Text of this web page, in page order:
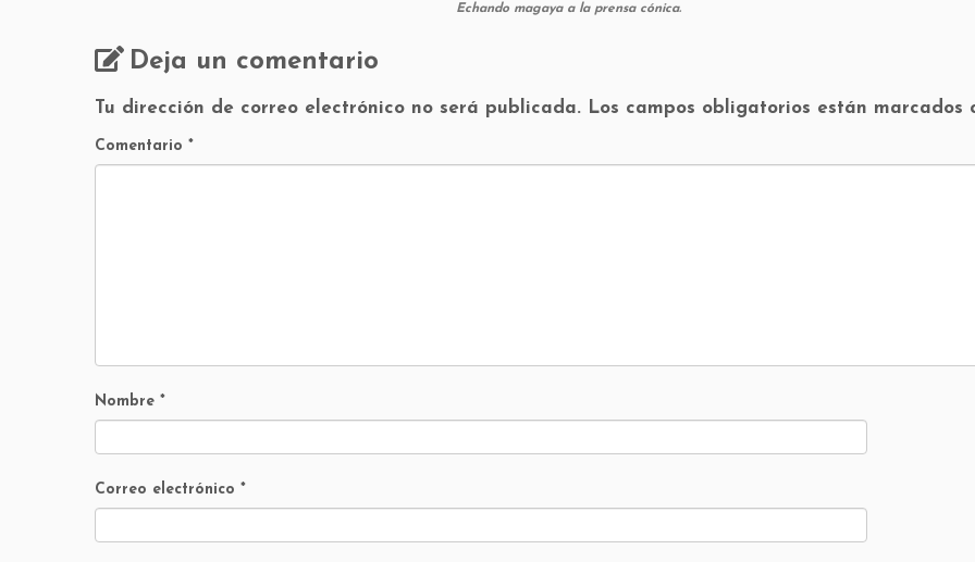
Echando magaya a la prensa cónica.
Deja un comentario
Tu dirección de correo electrónico no será publicada. Los campos obligatorios están marcados
Comentario *
Nombre *
Correo electrónico *